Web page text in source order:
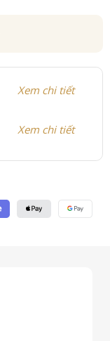
Xem chi tiết
Xem chi tiết